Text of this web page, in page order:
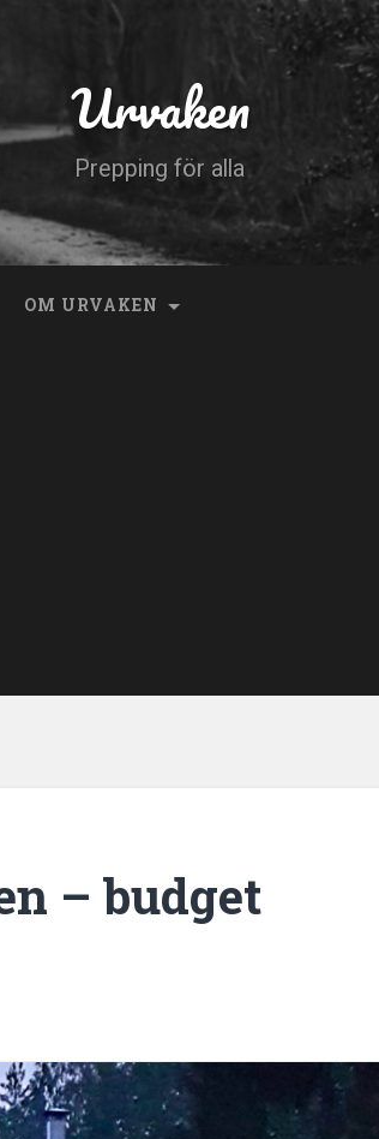
Urvaken
Prepping för alla
OM URVAKEN
– budget